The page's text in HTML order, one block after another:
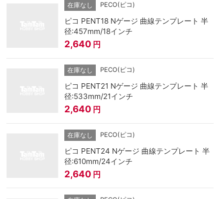
在庫なし PECO(ピコ)
ピコ PENT18 Nゲージ 曲線テンプレート 半
径:457mm/18インチ
2,640 円
在庫なし PECO(ピコ)
ピコ PENT21 Nゲージ 曲線テンプレート 半
径:533mm/21インチ
2,640 円
在庫なし PECO(ピコ)
ピコ PENT24 Nゲージ 曲線テンプレート 半
径:610mm/24インチ
2,640 円